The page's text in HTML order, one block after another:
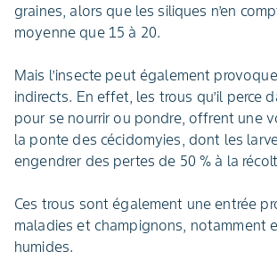
graines, alors que les siliques n’en
moyenne que 15 à 20.
Mais l’insecte peut également
indirects. En effet, les trous qu’il perce
pour se nourrir ou pondre, offrent une
la ponte des cécidomyies, dont les
engendrer des pertes de 50 % à la
Ces trous sont également une entrée
maladies et champignons, notamment
humides.